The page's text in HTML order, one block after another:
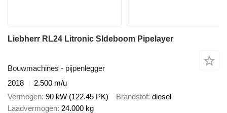
Liebherr RL24 Litronic SIdeboom Pipelayer
Bouwmachines - pijpenlegger
2018
2.500 m/u
Vermogen 90 kW (122.45 PK) Brandstof diesel
Laadvermogen 24.000 kg